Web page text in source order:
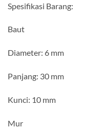
Spesifikasi Barang:
Baut
Diameter: 6 mm
Panjang: 30 mm
Kunci: 10 mm
Mur